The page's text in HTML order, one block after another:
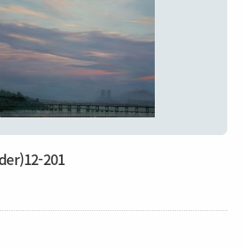
201